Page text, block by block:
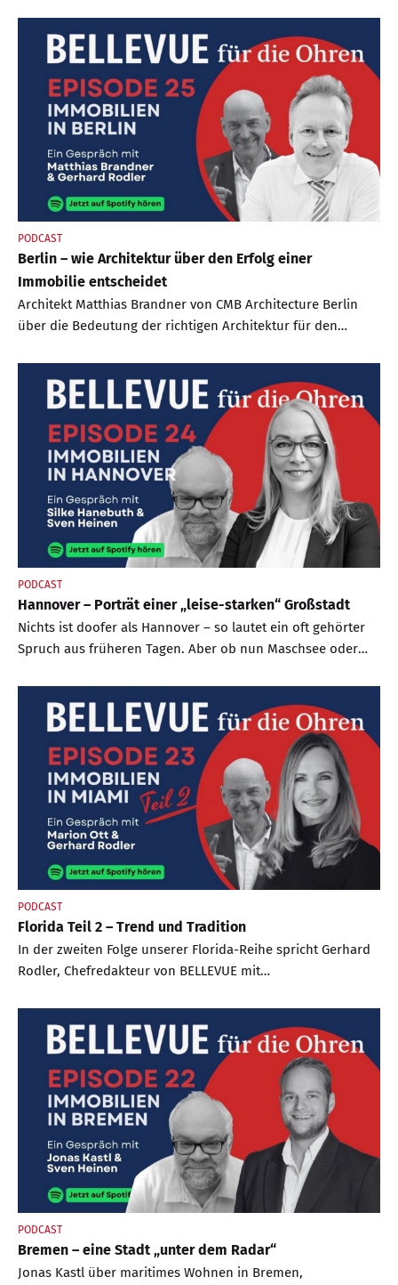
Sachen Wohnen bietet die „heimliche Hauptstadt“ wie
München gerne genannt wird, einige Spitzenadressen. Das
gilt selbstverständlich auch für die Randlagen der Stadt
sowie die beliebten Seen mit klangvollen Standorten wie
Grünwald, Starnberg oder Tegernsee.
PODCAST
Berlin – wie Architektur über den Erfolg einer
Immobilie entscheidet
Architekt Matthias Brandner von CMB Architecture Berlin
über die Bedeutung der richtigen Architektur für den
andererseits.
PODCAST
Hannover – Porträt einer „leise-starken“ Großstadt
Nichts ist doofer als Hannover – so lautet ein oft gehörter
Spruch aus früheren Tagen. Aber ob nun Maschsee oder
Marienburg südlich von Hannover – dort wo die
erfolgreiche Amazonserie Maxton Hall gedreht wurde –
Niedersachsens Landeshauptstadt ist eben doch
facettenreicher als man denken mag.
PODCAST
Florida Teil 2 – Trend und Tradition
In der zweiten Folge unserer Florida-Reihe spricht Gerhard
Rodler, Chefredakteur von BELLEVUE mit
Trends, Hintergründe und Investmentchancen in Miami und
Südflorida.
PODCAST
Bremen – eine Stadt „unter dem Radar“
Jonas Kastl über maritimes Wohnen in Bremen,